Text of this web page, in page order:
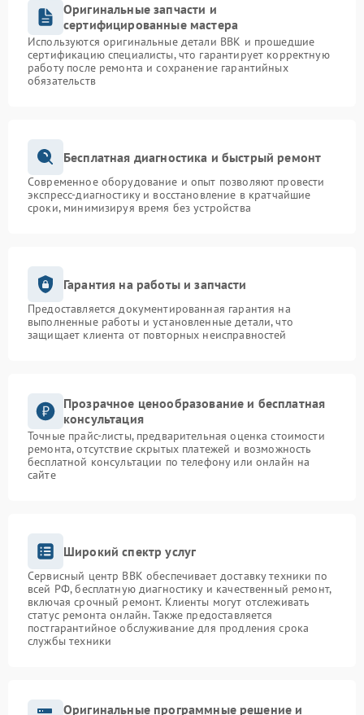
Оригинальные запчасти и
сертифицированные мастера
Используются оригинальные детали BBK и прошедшие
сертификацию специалисты, что гарантирует корректную
работу после ремонта и сохранение гарантийных
обязательств
Бесплатная диагностика и быстрый ремонт
Современное оборудование и опыт позволяют провести
экспресс-диагностику и восстановление в кратчайшие
сроки, минимизируя время без устройства
Гарантия на работы и запчасти
Предоставляется документированная гарантия на
выполненные работы и установленные детали, что
защищает клиента от повторных неисправностей
Прозрачное ценообразование и бесплатная
консультация
Точные прайс-листы, предварительная оценка стоимости
ремонта, отсутствие скрытых платежей и возможность
бесплатной консультации по телефону или онлайн на
сайте
Широкий спектр услуг
Сервисный центр BBK обеспечивает доставку техники по
всей РФ, бесплатную диагностику и качественный ремонт,
включая срочный ремонт. Клиенты могут отслеживать
статус ремонта онлайн. Также предоставляется
постгарантийное обслуживание для продления срока
службы техники
Оригинальные программные решение и